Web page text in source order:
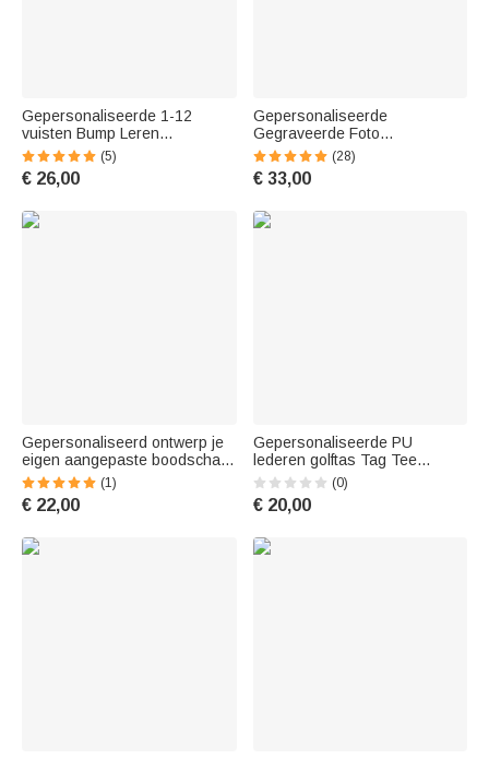
Gepersonaliseerde 1-12
vuisten Bump Leren
Portemonnee met
Gegraveerde Namen
Vaderdag Verjaardagscadeau
(5)
€ 26,00
Gepersonaliseerde
Gegraveerde Foto
Opvouwbare Compacte Leren
Portemonnee met Tekst
Vaderdag Verjaardagscadeau
(28)
€ 33,00
Gepersonaliseerd ontwerp je
eigen aangepaste boodschap
10oz whiskyglas met kleurrijke
letters Verjaardag Vaderdag
geschenk voor liefhebbers van
(1)
€ 22,00
Gepersonaliseerde PU
lederen golftas Tag Tee
houder met tekst en naam
Verjaardag Vaderdag cadeau
voor papa Opa
(0)
€ 20,00